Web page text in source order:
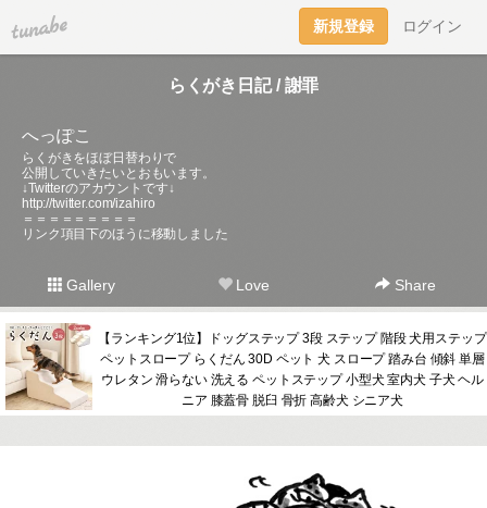
tuna.be 新規登録 ログイン
らくがき日記 / 謝罪
へっぽこ
らくがきをほぼ日替わりで
公開していきたいとおもいます。
↓Twitterのアカウントです↓
http://twitter.com/izahiro
＝＝＝＝＝＝＝＝＝
リンク項目下のほうに移動しました
Gallery Love Share
【ランキング1位】ドッグステップ 3段 ステップ 階段 犬用ステップ
ペットスロープ らくだん 30D ペット 犬 スロープ 踏み台 傾斜 単層
ウレタン 滑らない 洗える ペットステップ 小型犬 室内犬 子犬 ヘル
ニア 膝蓋骨 脱臼 骨折 高齢犬 シニア犬